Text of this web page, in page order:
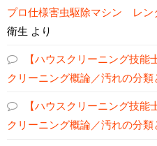
プロ仕様害虫駆除マシン レン
衛生 より
【ハウスクリーニング技
クリーニング概論／汚れの分類
【ハウスクリーニング技
クリーニング概論／汚れの分類